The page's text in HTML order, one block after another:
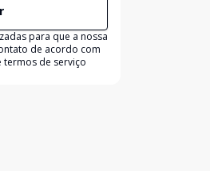
para que a nossa
de acordo com
de serviço